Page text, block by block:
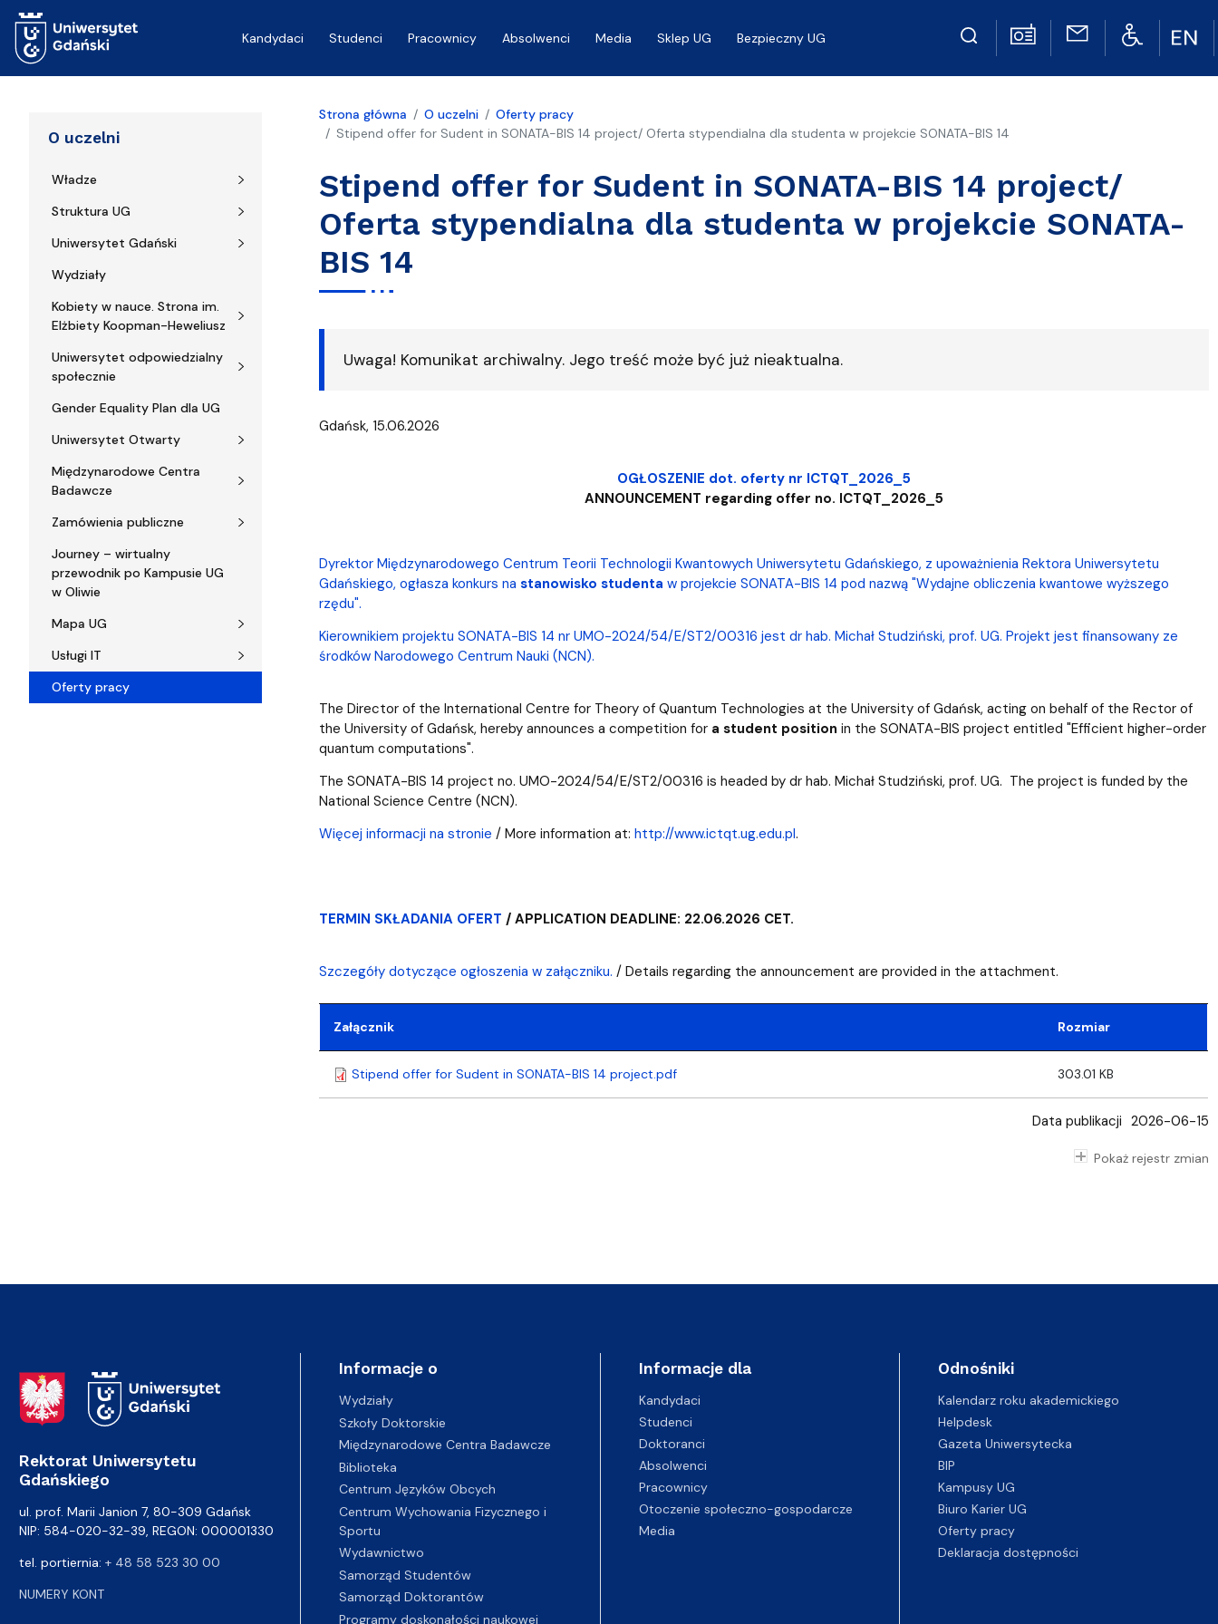
Kandydaci
Studenci Pracownicy Absolwenci Media Sklep UG Bezpieczny UG
O uczelni
Władze
Struktura UG
Uniwersytet Gdański
Wydziały
Kobiety w nauce. Strona im.
Elżbiety Koopman-Heweliusz
Uniwersytet odpowiedzialny
społecznie
Gender Equality Plan dla UG
Uniwersytet Otwarty
Międzynarodowe Centra
Badawcze
Zamówienia publiczne
Journey – wirtualny
przewodnik po Kampusie UG
w Oliwie
Mapa UG
Usługi IT
Oferty pracy
Strona główna O uczelni
Oferty pracy
Stipend offer for Sudent in SONATA-BIS 14 project/ Oferta stypendialna dla studenta w projekcie SONATA-BIS 14
Stipend offer for Sudent in SONATA-BIS 14 project/
Oferta stypendialna dla studenta w projekcie SONATA-
BIS 14
Uwaga! Komunikat archiwalny. Jego treść może być już nieaktualna.
Gdańsk, 15.06.2026
OGŁOSZENIE dot. oferty nr ICTQT_2026_5
ANNOUNCEMENT regarding offer no. ICTQT_2026_5
Dyrektor Międzynarodowego Centrum Teorii Technologii Kwantowych Uniwersytetu Gdańskiego, z upoważnienia Rektora Uniwersytetu
Gdańskiego, ogłasza konkurs na stanowisko studenta w projekcie SONATA-BIS 14 pod nazwą "Wydajne obliczenia kwantowe wyższego
rzędu".
Kierownikiem projektu SONATA-BIS 14 nr UMO-2024/54/E/ST2/00316 jest dr hab. Michał Studziński, prof. UG. Projekt jest finansowany ze
środków Narodowego Centrum Nauki (NCN).
The Director of the International Centre for Theory of Quantum Technologies at the University of Gdańsk, acting on behalf of the Rector of
the University of Gdańsk, hereby announces a competition for a student position in the SONATA-BIS project entitled "Efficient higher-order
quantum computations".
The SONATA-BIS 14 project no. UMO-2024/54/E/ST2/00316 is headed by dr hab. Michał Studziński, prof. UG. The project is funded by the
National Science Centre (NCN).
Więcej informacji na stronie / More information at: http://www.ictqt.ug.edu.pl.
TERMIN SKŁADANIA OFERT / APPLICATION DEADLINE: 22.06.2026 CET.
Szczegóły dotyczące ogłoszenia w załączniku. / Details regarding the announcement are provided in the attachment.
Załącznik Rozmiar
Stipend offer for Sudent in SONATA-BIS 14 project.pdf 303.01 KB
Data publikacji 2026-06-15
Pokaż rejestr zmian
Adres Rektoratu
Rektorat Uniwersytetu
Gdańskiego
ul. prof. Marii Janion 7, 80-309 Gdańsk
NIP: 584-020-32-39, REGON: 000001330
tel. portiernia: + 48 58 523 30 00
NUMERY KONT
Informacje o
Wydziały
Szkoły Doktorskie
Międzynarodowe Centra Badawcze
Biblioteka
Centrum Języków Obcych
Centrum Wychowania Fizycznego i
Sportu
Wydawnictwo
Samorząd Studentów
Samorząd Doktorantów
Programy doskonałości naukowej
Informacje dla
Kandydaci
Studenci
Doktoranci
Absolwenci
Pracownicy
Otoczenie społeczno-gospodarcze
Media
Odnośniki
Kalendarz roku akademickiego
Helpdesk
Gazeta Uniwersytecka
BIP
Kampusy UG
Biuro Karier UG
Oferty pracy
Deklaracja dostępności